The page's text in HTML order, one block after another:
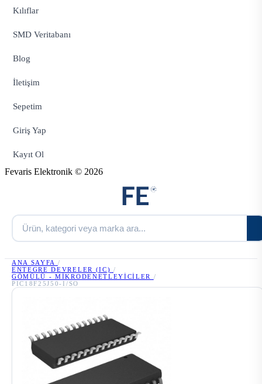
Kılıflar
SMD Veritabanı
Blog
İletişim
Sepetim
Giriş Yap
Kayıt Ol
Fevaris Elektronik © 2026
ANA SAYFA /
ENTEGRE DEVRELER (IC) /
GÖMÜLÜ - MIKRODENETLEYICILER
/
PIC18F25J50-I/SO